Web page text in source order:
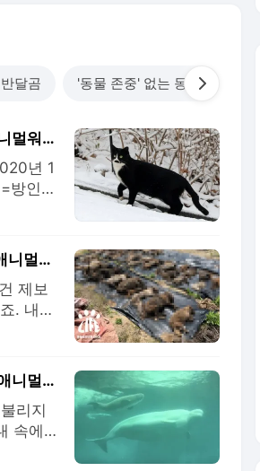
달곰 '동물 존중' 없는 동물원
“죽일 수밖에” 이후…길고양이 논쟁은 어떻게 혐오로 번졌나 [애니멀워치]
년 1
방인권
있다.
안락사 없다더니…반려동물 생매장한 '신종 펫숍', 법원 판단은 [애니멀워치]
제보
. 내용
10
이번엔 새끼 벨루가 폐사…2년째 결론 못 낸 ‘수족관 번식’ 논란 [애니멀 워치]
리지
속에
의